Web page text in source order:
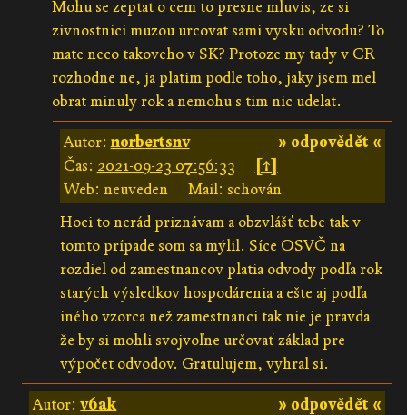
Mohu se zeptat o cem to presne mluvis, ze si
zivnostnici muzou urcovat sami vysku odvodu? To
mate neco takoveho v SK? Protoze my tady v CR
rozhodne ne, ja platim podle toho, jaky jsem mel
obrat minuly rok a nemohu s tim nic udelat.
» odpovědět «
Autor:norbertsnv
Čas: 2021-09-23 07:56:33
[↑]
Web: neuveden
Mail: schován
Hoci to nerád priznávam a obzvlášť tebe tak v
tomto prípade som sa mýlil. Síce OSVČ na
rozdiel od zamestnancov platia odvody podľa rok
starých výsledkov hospodárenia a ešte aj podľa
iného vzorca než zamestnanci tak nie je pravda
že by si mohli svojvoľne určovať základ pre
výpočet odvodov. Gratulujem, vyhral si.
» odpovědět «
Autor:v6ak